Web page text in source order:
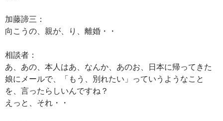
加藤諦三：
向こうの、親が、り、離婚・・
相談者：
あ、あの、本人はあ、なんか、あのお、日本に帰ってきた
娘にメールで、「もう、別れたい」っていうようなこと
を、言ったらしいんですね？
えっと、それ・・